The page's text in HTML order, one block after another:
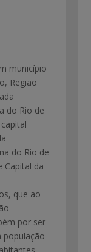
município
Região
do Rio de
do Rio de
Capital da
que ao
por ser
população